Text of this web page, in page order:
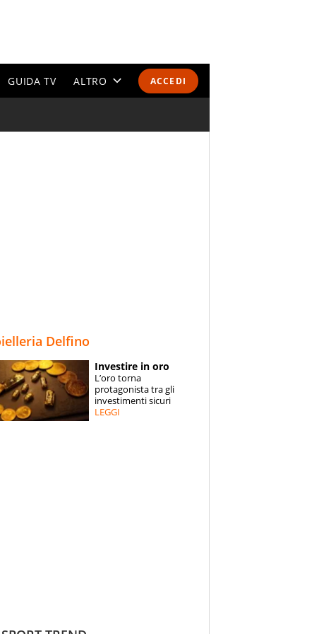
ACCEDI
GUIDA TV ALTRO
ESPERTI
CONTATTI
Delfino
Investire in oro
L’oro torna
protagonista tra gli
investimenti sicuri
LEGGI